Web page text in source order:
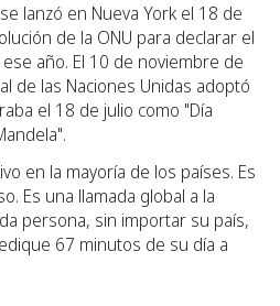
lanzó en Nueva York el 18 de
de la ONU para declarar el
año. El 10 de noviembre de
de las Naciones Unidas adoptó
el 18 de julio como "Día
en la mayoría de los países. Es
Es una llamada global a la
persona, sin importar su país,
67 minutos de su día a